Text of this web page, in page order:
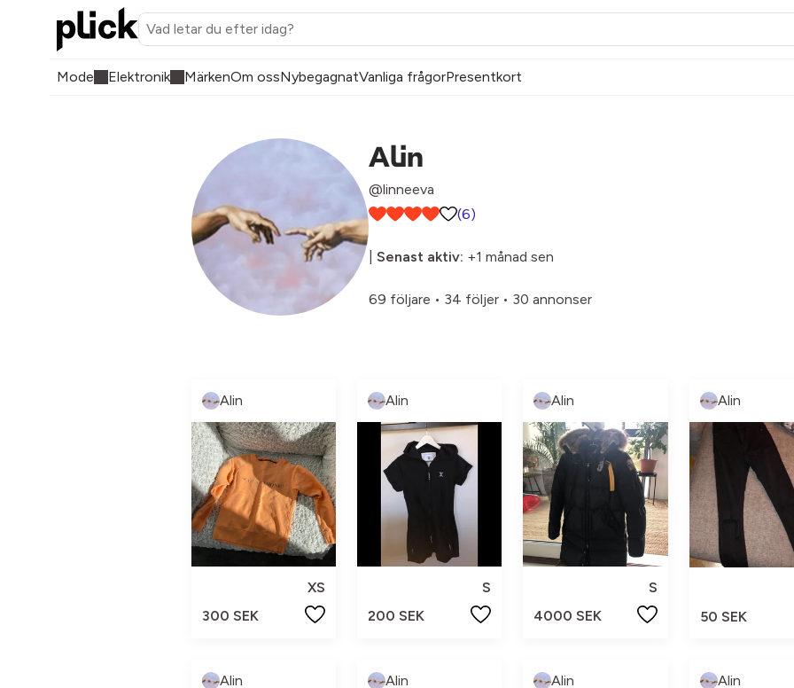
Mode Elektronik MärkenOm ossNybegagnatVanliga frågorPresentkort
Alin
@linneeva
(6)
Senast aktiv: +1 månad sen
69 följare • 34 följer • 30 annonser
Alin
XS
300 SEK
Alin
S
200 SEK
Alin
S
4000 SEK
Alin
50 SEK
Alin Alin Alin Alin